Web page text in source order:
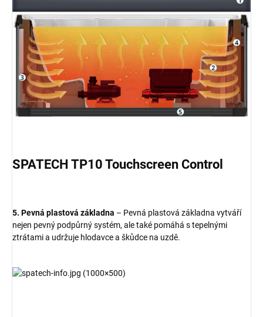
SPATECH TP10 Touchscreen Control
5. Pevná plastová základna – Pevná plastová základna vytváří
nejen pevný podpůrný systém, ale také pomáhá s tepelnými
ztrátami a udržuje hlodavce a škůdce na uzdě.